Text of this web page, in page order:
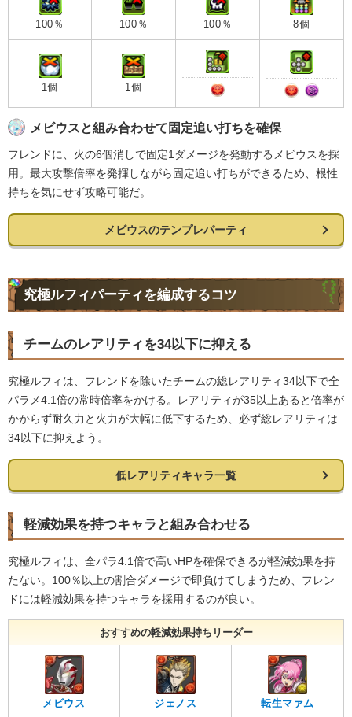
100％ 100％ 100％ 8個
1個 1個
メビウスと組み合わせて固定追い打ちを確保
フレンドに、火の6個消しで固定1ダメージを発動するメビウスを採
用。最大攻撃倍率を発揮しながら固定追い打ちができるため、根性
持ちを気にせず攻略可能だ。
メビウスのテンプレパーティ
究極ルフィパーティを編成するコツ
チームのレアリティを34以下に抑える
究極ルフィは、フレンドを除いたチームの総レアリティ34以下で全
パラメ4.1倍の常時倍率をかける。レアリティが35以上あると倍率が
かからず耐久力と火力が大幅に低下するため、必ず総レアリティは
34以下に抑えよう。
低レアリティキャラ一覧
軽減効果を持つキャラと組み合わせる
究極ルフィは、全パラ4.1倍で高いHPを確保できるが軽減効果を持
たない。100％以上の割合ダメージで即負けてしまうため、フレン
ドには軽減効果を持つキャラを採用するのが良い。
おすすめの軽減効果持ちリーダー
メビウス ジェノス 転生マァム